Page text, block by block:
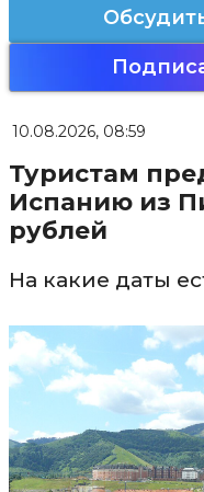
10.08.2026, 08:59
Туристам
Испанию из
рублей
На какие даты